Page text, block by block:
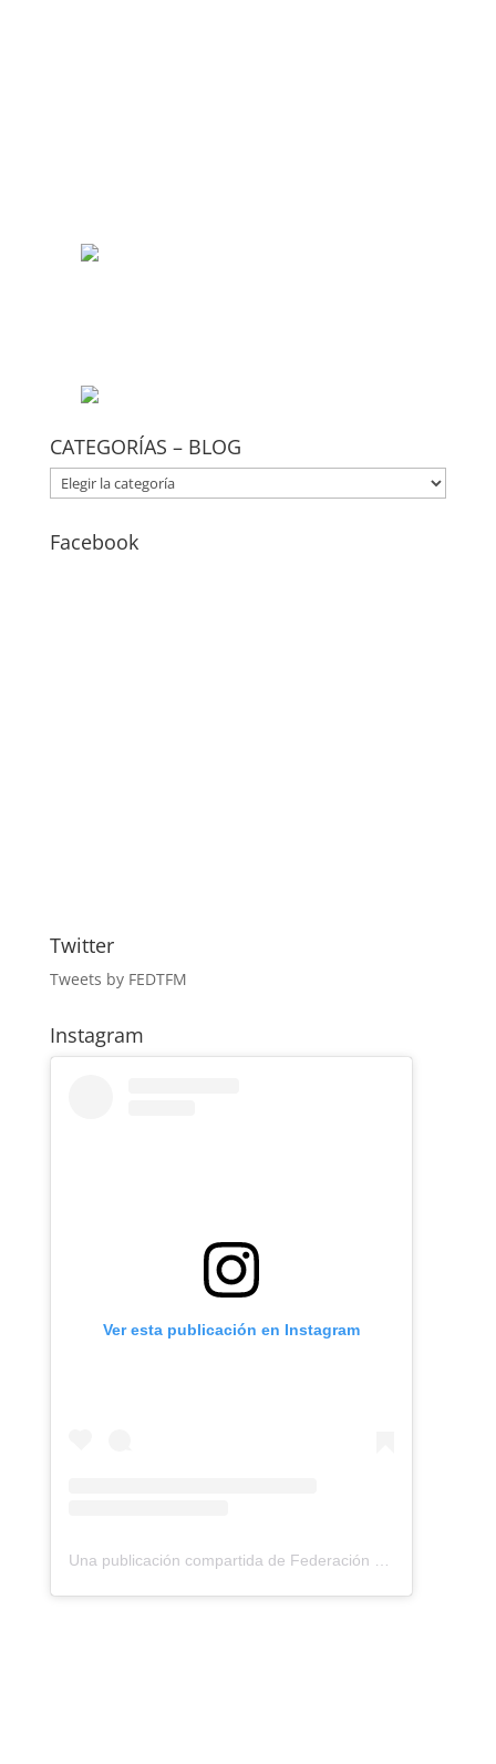
CATEGORÍAS – BLOG
CATEGORÍAS
–
Facebook
Twitter
Tweets by FEDTFM
Instagram
Ver esta publicación en Instagram
Una publicación compartida de Federación Montañismo Tenerife (@federacion_montanismo_tenerife)